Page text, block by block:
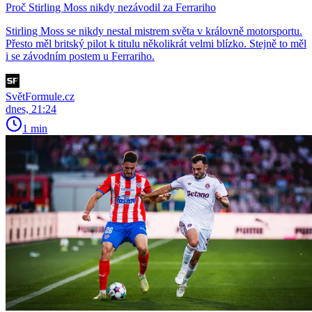
Proč Stirling Moss nikdy nezávodil za Ferrariho
Stirling Moss se nikdy nestal mistrem světa v královně motorsportu.
Přesto měl britský pilot k titulu několikrát velmi blízko. Stejně to měl
i se závodním postem u Ferrariho.
SvětFormule.cz
dnes, 21:24
1 min